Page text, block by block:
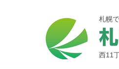
札幌
西11